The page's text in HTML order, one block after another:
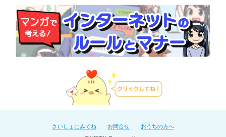
さいしょにみてね お問合せ おうちの方へ